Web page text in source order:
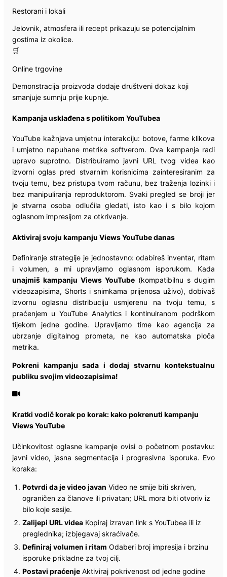
Restorani i lokali
Jelovnik, atmosfera ili recept prikazuju se potencijalnim
gostima iz okolice.
🛒
Online trgovine
Demonstracija proizvoda dodaje društveni dokaz koji
smanjuje sumnju prije kupnje.
Kampanja usklađena s politikom YouTubea
YouTube kažnjava umjetnu interakciju: botove, farme klikova
i umjetno napuhane metrike softverom. Ova kampanja radi
upravo suprotno. Distribuiramo javni URL tvog videa kao
izvorni oglas pred stvarnim korisnicima zainteresiranim za
tvoju temu, bez pristupa tvom računu, bez traženja lozinki i
bez manipuliranja reproduktorom. Svaki pregled se broji jer
je stvarna osoba odlučila gledati, isto kao i s bilo kojom
oglasnom impresijom za otkrivanje.
Aktiviraj svoju kampanju Views YouTube danas
Definiranje strategije je jednostavno: odabireš inventar, ritam
i volumen, a mi upravljamo oglasnom isporukom. Kada
unajmiš kampanju Views YouTube (kompatibilnu s dugim
videozapisima, Shorts i snimkama prijenosa uživo), dobivaš
izvornu oglasnu distribuciju usmjerenu na tvoju temu, s
praćenjem u YouTube Analytics i kontinuiranom podrškom
tijekom jedne godine. Upravljamo time kao agencija za
ubrzanje digitalnog prometa, ne kao automatska ploča
metrika.
Pokreni kampanju sada i dodaj stvarnu kontekstualnu
publiku svojim videozapisima!
Kratki vodič korak po korak: kako pokrenuti kampanju
Views YouTube
Učinkovitost oglasne kampanje ovisi o početnom postavku:
javni video, jasna segmentacija i progresivna isporuka. Evo
koraka:
Potvrdi da je video javan Video ne smije biti skriven,
ograničen za članove ili privatan; URL mora biti otvoriv iz
bilo koje sesije.
Zalijepi URL videa Kopiraj izravan link s YouTubea ili iz
preglednika; izbjegavaj skraćivače.
Definiraj volumen i ritam Odaberi broj impresija i brzinu
isporuke prikladne za tvoj cilj.
Postavi praćenje Aktiviraj pokrivenost od jedne godine